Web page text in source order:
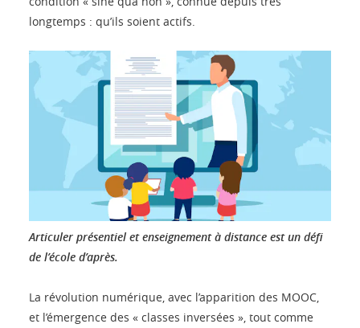
longtemps : qu’ils soient actifs.
Articuler présentiel et enseignement à distance est un défi
de l’école d’après.
La révolution numérique, avec l’apparition des MOOC,
et l’émergence des « classes inversées », tout comme